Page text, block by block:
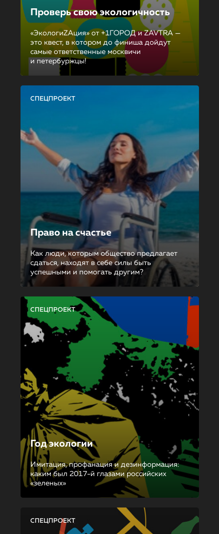
Проверь свою экологичность
«ЭкологиZAция» от +1ГОРОД и ZAVTRA —
это квест, в котором до финиша дойдут
самые ответственные москвичи
и петербуржцы!
СПЕЦПРОЕКТ
Право на счастье
Как люди, которым общество предлагает
сдаться, находят в себе силы быть
успешными и помогать другим?
СПЕЦПРОЕКТ
Год экологии
Имитация, профанация и дезинформация:
каким был 2017-й глазами российских
«зеленых»
СПЕЦПРОЕКТ